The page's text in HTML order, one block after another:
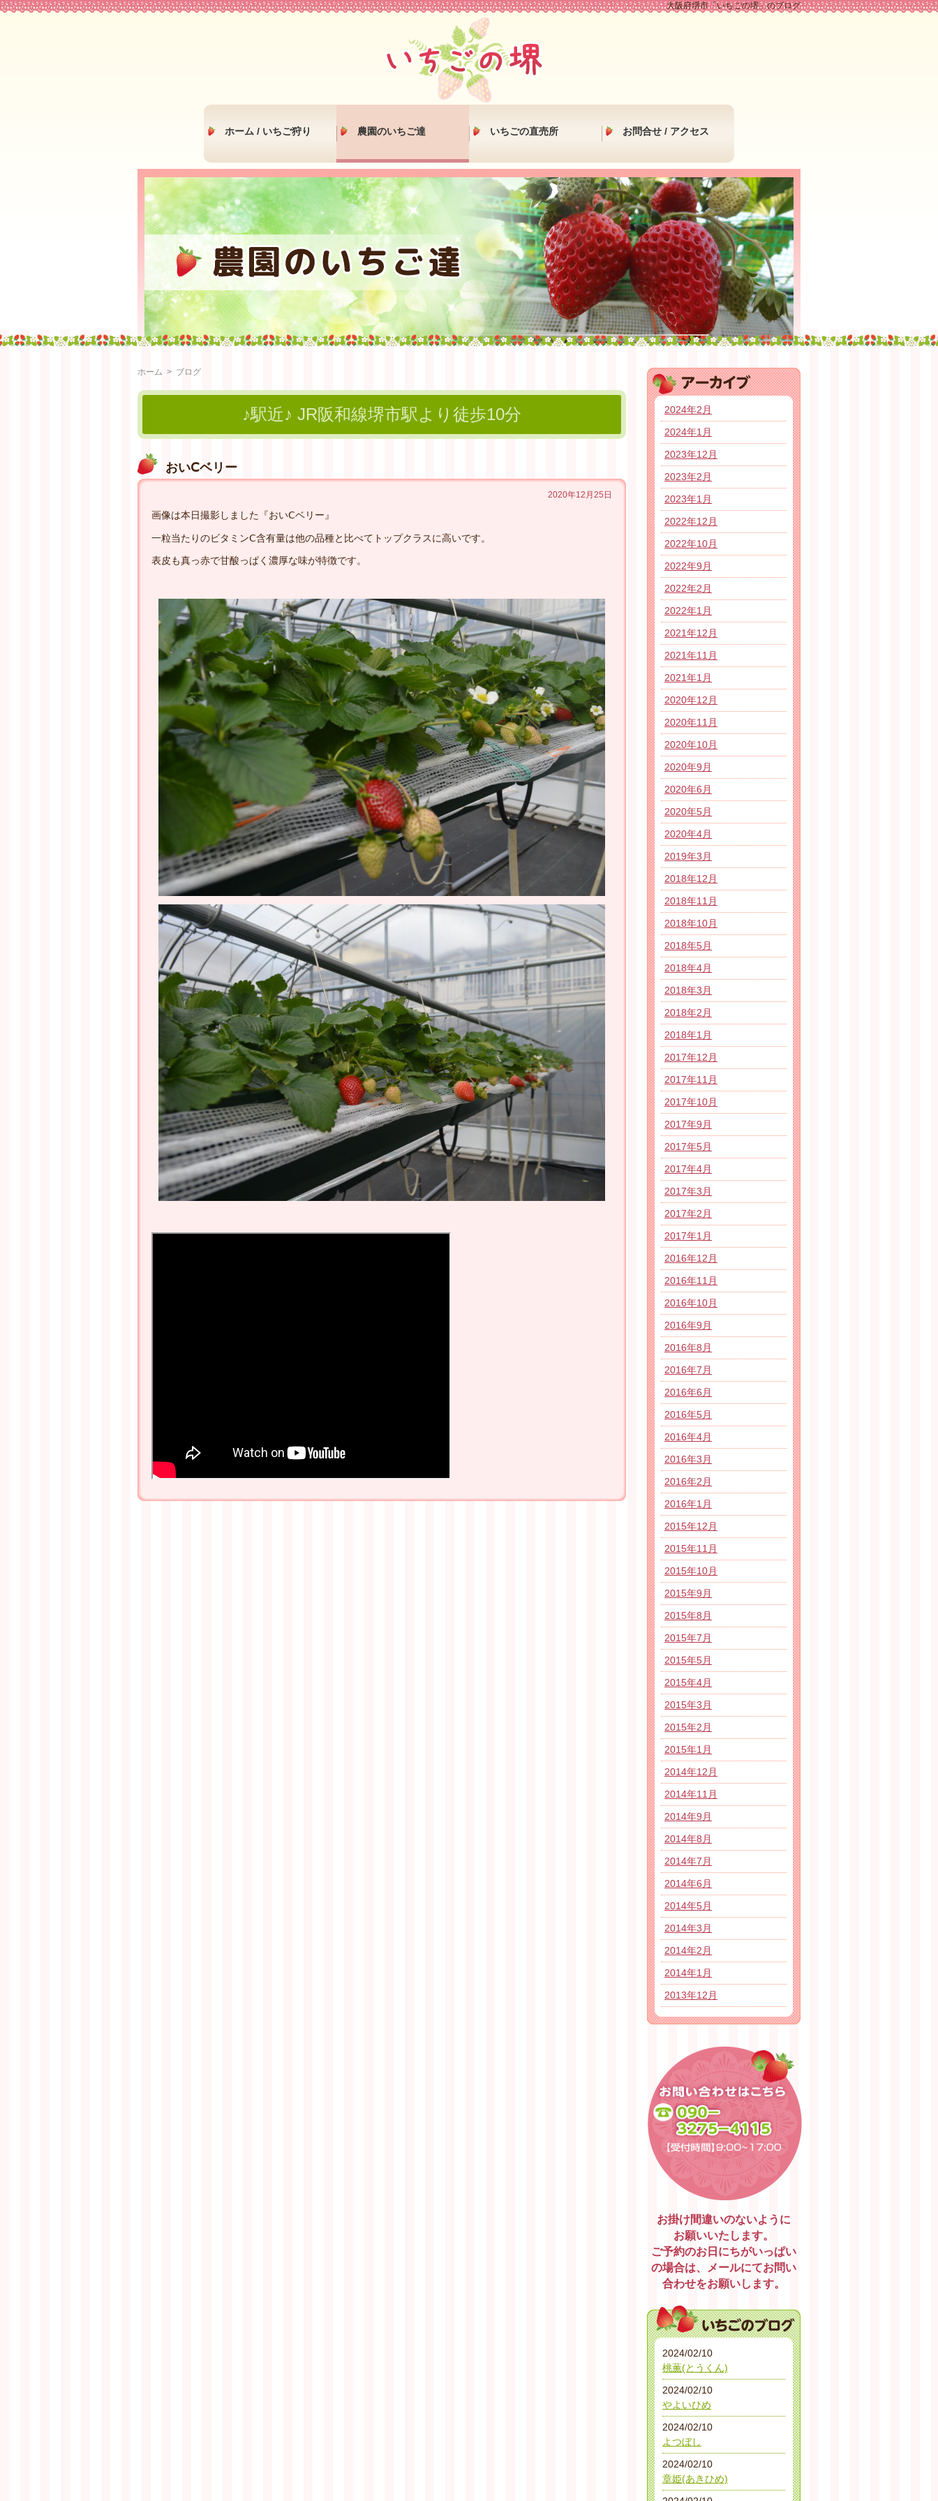
大阪府堺市「いちごの堺」のブログ
ホーム / いちご狩り 農園のいちご達 いちごの直売所 お問合せ / アクセス
ホーム > ブログ
♪駅近♪ JR阪和線堺市駅より徒歩10分
おいⅭベリー
2020年12月25日
画像は本日撮影しました『おいⅭベリー』
一粒当たりのビタミンⅭ含有量は他の品種と比べてトップクラスに高いです。
表皮も真っ赤で甘酸っぱく濃厚な味が特徴です。
2024年2月
2024年1月
2023年12月
2023年2月
2023年1月
2022年12月
2022年10月
2022年9月
2022年2月
2022年1月
2021年12月
2021年11月
2021年1月
2020年12月
2020年11月
2020年10月
2020年9月
2020年6月
2020年5月
2020年4月
2019年3月
2018年12月
2018年11月
2018年10月
2018年5月
2018年4月
2018年3月
2018年2月
2018年1月
2017年12月
2017年11月
2017年10月
2017年9月
2017年5月
2017年4月
2017年3月
2017年2月
2017年1月
2016年12月
2016年11月
2016年10月
2016年9月
2016年8月
2016年7月
2016年6月
2016年5月
2016年4月
2016年3月
2016年2月
2016年1月
2015年12月
2015年11月
2015年10月
2015年9月
2015年8月
2015年7月
2015年5月
2015年4月
2015年3月
2015年2月
2015年1月
2014年12月
2014年11月
2014年9月
2014年8月
2014年7月
2014年6月
2014年5月
2014年3月
2014年2月
2014年1月
2013年12月
お掛け間違いのないように
お願いいたします。
ご予約のお日にちがいっぱい
の場合は、メールにてお問い
合わせをお願いします。
2024/02/10
桃薫(とうくん)
2024/02/10
やよいひめ
2024/02/10
よつぼし
2024/02/10
章姫(あきひめ)